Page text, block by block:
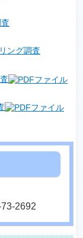
ング調査
2692